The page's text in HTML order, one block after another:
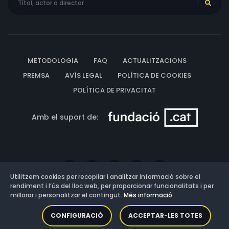
METODOLOGIA FAQ
ACTUALITZACIONS
PREMSA
AVÍS LEGAL
POLÍTICA DE COOKIES
POLÍTICA DE PRIVACITAT
Amb el suport de:
Versió: 3.13.0.202607011342
Utilitzem cookies per recopilar i analitzar informació sobre el
rendiment i l’ús del lloc web, per proporcionar funcionalitats i per
millorar i personalitzar el contingut. Més informació
CONFIGURACIÓ ACCEPTAR-LES TOTES